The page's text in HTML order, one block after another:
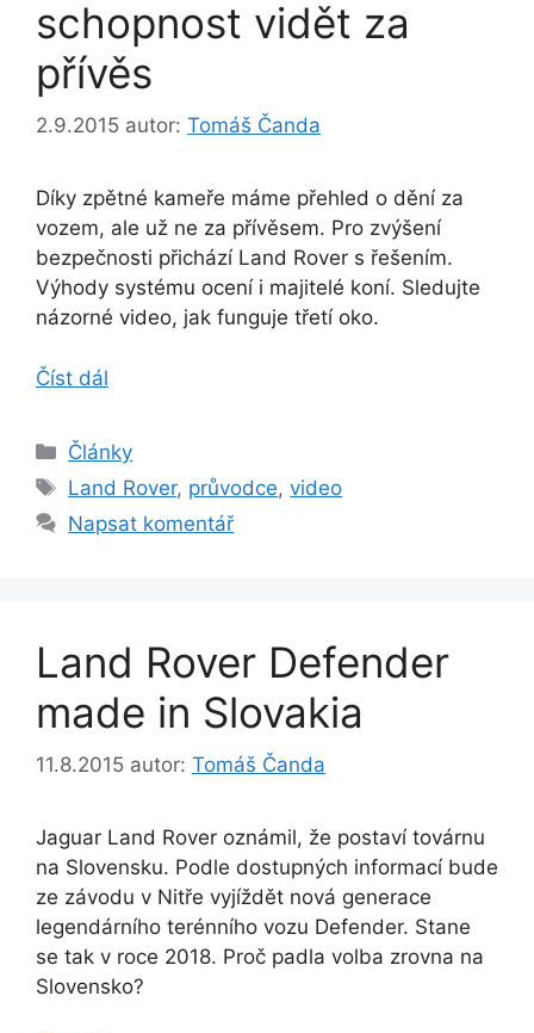
schopnost vidět za
přívěs
2.9.2015 autor: Tomáš Čanda
Díky zpětné kameře máme přehled o dění za
vozem, ale už ne za přívěsem. Pro zvýšení
bezpečnosti přichází Land Rover s řešením.
Výhody systému ocení i majitelé koní. Sledujte
názorné video, jak funguje třetí oko.
Číst dál
Rubriky
Články
Štítky
Land Rover, průvodce,video
Napsat komentář
Land Rover Defender
made in Slovakia
11.8.2015 autor: Tomáš Čanda
Jaguar Land Rover oznámil, že postaví továrnu
na Slovensku. Podle dostupných informací bude
ze závodu v Nitře vyjíždět nová generace
legendárního terénního vozu Defender. Stane
se tak v roce 2018. Proč padla volba zrovna na
Slovensko?